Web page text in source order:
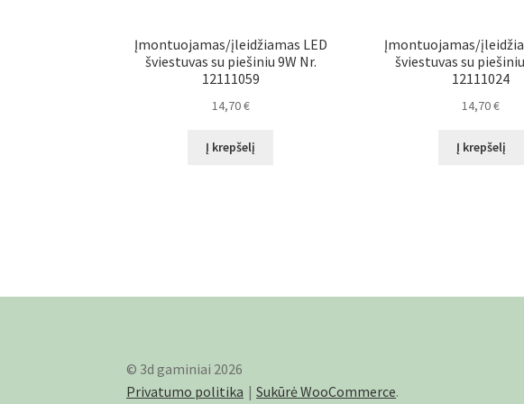
Įmontuojamas/įleidžiamas LED
šviestuvas su piešiniu 9W Nr.
12111059
14,70€
Į krepšelį
Įmontuojamas/
šviestuvas su
12111024
14,70€
Į krepšelį
© 3d gaminiai 2026
Privatumo politika
Sukūrė WooCommerce.